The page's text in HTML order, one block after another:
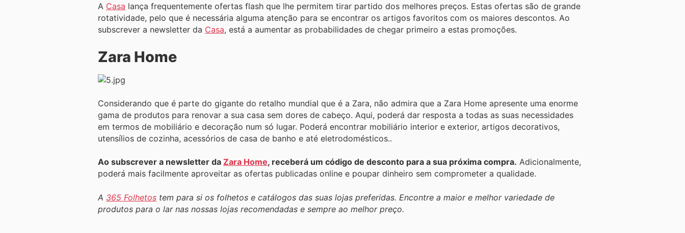
A Casa lança frequentemente ofertas flash que lhe permitem tirar partido dos melhores preços. Estas ofertas são de grande
rotatividade, pelo que é necessária alguma atenção para se encontrar os artigos favoritos com os maiores descontos. Ao
subscrever a newsletter da Casa, está a aumentar as probabilidades de chegar primeiro a estas promoções.
Zara Home
Considerando que é parte do gigante do retalho mundial que é a Zara, não admira que a Zara Home apresente uma enorme
gama de produtos para renovar a sua casa sem dores de cabeço. Aqui, poderá dar resposta a todas as suas necessidades
em termos de mobiliário e decoração num só lugar. Poderá encontrar mobiliário interior e exterior, artigos decorativos,
utensílios de cozinha, acessórios de casa de banho e até eletrodomésticos..
Ao subscrever a newsletter da Zara Home, receberá um código de desconto para a sua próxima compra. Adicionalmente,
poderá mais facilmente aproveitar as ofertas publicadas online e poupar dinheiro sem comprometer a qualidade.
A 365 Folhetos tem para si os folhetos e catálogos das suas lojas preferidas. Encontre a maior e melhor variedade de
produtos para o lar nas nossas lojas recomendadas e sempre ao melhor preço.